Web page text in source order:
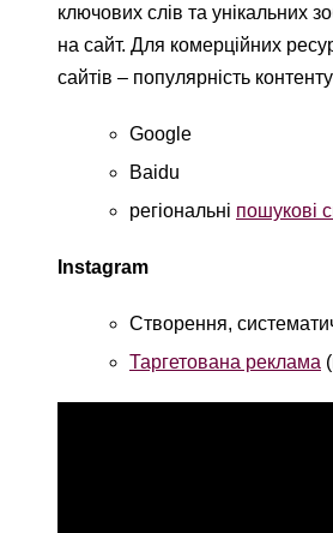
ключових слів та унікальних
на сайт. Для комерційних
сайтів – популярність
Google
Baidu
регіональні пошукові
Instagram
Створення,
Таргетована реклама